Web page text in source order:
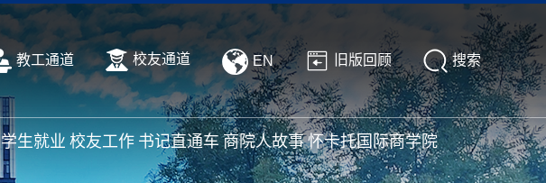
教工通道 校友通道 EN 旧版回顾 搜索
学生就业 校友工作 书记直通车 商院人故事 怀卡托国际商学院